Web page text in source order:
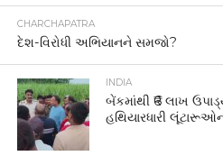
CHARCHAPATRA
દેશ-વિરોધી અભિયાનને સમજો?
INDIA
બેંકમાંથી ₹6 લાખ
હથિયારધારી